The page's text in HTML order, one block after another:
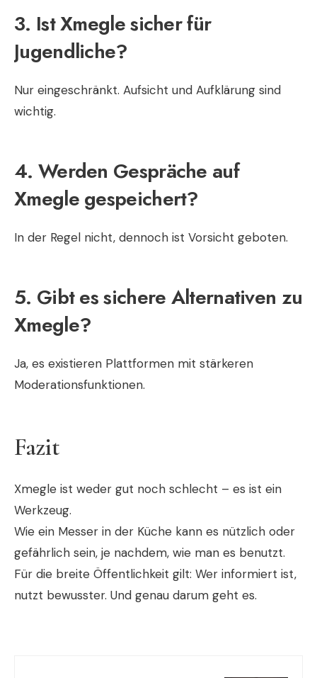
3. Ist Xmegle sicher für
Jugendliche?
Nur eingeschränkt. Aufsicht und Aufklärung sind
wichtig.
4. Werden Gespräche auf
Xmegle gespeichert?
In der Regel nicht, dennoch ist Vorsicht geboten.
5. Gibt es sichere Alternativen zu
Xmegle?
Ja, es existieren Plattformen mit stärkeren
Moderationsfunktionen.
Fazit
Xmegle ist weder gut noch schlecht – es ist ein
Werkzeug.
Wie ein Messer in der Küche kann es nützlich oder
gefährlich sein, je nachdem, wie man es benutzt.
Für die breite Öffentlichkeit gilt: Wer informiert ist,
nutzt bewusster. Und genau darum geht es.